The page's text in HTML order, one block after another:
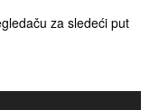
za sledeći put